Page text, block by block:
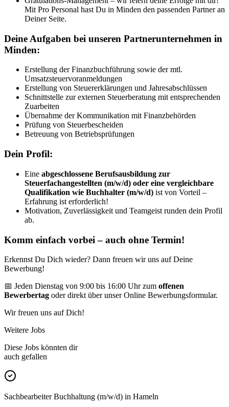
Mit Pro Personal hast Du in Minden den passenden Partner an
Deiner Seite.
Deine Aufgaben bei unseren Partnerunternehmen in
Minden:
Erstellung der Finanzbuchführung sowie der mtl.
Umsatzsteuervoranmeldungen
Erstellung von Steuererklärungen und Jahresabschlüssen
Schnittstelle zur externen Steuerberatung mit entsprechenden
Zuarbeiten
Übernahme der Kommunikation mit Finanzbehörden
Prüfung von Steuerbescheiden
Betreuung von Betriebsprüfungen
Dein Profil:
Eine abgeschlossene Berufsausbildung zur
Steuerfachangestellten (m/w/d) oder eine vergleichbare
Qualifikation wie Buchhalter (m/w/d) ist von Vorteil –
Erfahrung ist erforderlich!
Motivation, Zuverlässigkeit und Teamgeist runden dein Profil
ab.
Komm einfach vorbei – auch ohne Termin!
Erkennst Du Dich wieder? Dann freuen wir uns auf Deine
Bewerbung!
📅 Jeden Dienstag von 9:00 bis 16:00 Uhr zum offenen
Bewerbertag oder direkt über unser Online Bewerbungsformular.
Wir freuen uns auf Dich!
Weitere Jobs
Diese Jobs könnten dir
auch gefallen
Sachbearbeiter Buchhaltung (m/w/d) in Hameln